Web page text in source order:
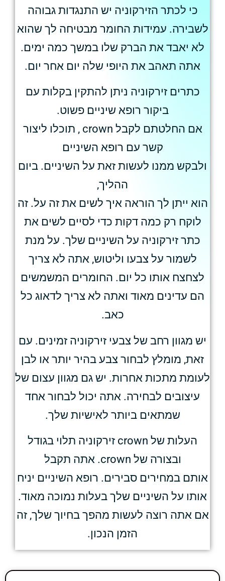
כי לכתר הזירקוניה יש התנגדות גבוהה
לשבירה. עמידות החומר מבטיחה לך שהוא
לא יאבד את הברק שלו במשך כמה ימים.
אתה תאהב את היופי שלה יום אחר יום.
כתרים זירקוניה ניתן להתקין בקלות עם
ביקור רופא שיניים פשוט.
אם החלטתם לקבל crown , תוכלו ליצור
קשר עם רופא השיניים
ולבקש ממנו לעשות זאת על השיניים. ביום
ההליך,
הוא ייתן לך הוראה איך לשים את זה על. זה
לוקח רק כמה דקות כדי לסיים לשים את
כתר זירקוניה על השיניים שלך. על מנת
לשמור על צבעו וליטוש, אתה לא צריך
לצחצח אותו כל יום. החומרים המשמשים
הם עדינים מאוד ואתה לא צריך לדאוג כל
כאב.
יש מגוון רחב של צבעי זירקוניה זמינים. עם
זאת, מומלץ לבחור צבע בהיר יותר או לבן
לעומת מתכות אחרות. יש גם מגוון עצום של
עיצובים לבחירה. אתה יכול לבחור אחד
שמתאים ביותר לאישיות שלך.
העלות של crown זירקוניה תלוי בגודל
ובצורה של crown. אתה תקבל
אותם במחירים סבירים. רופא השיניים יניח
אותו על השיניים שלך בעלות נמוכה מאוד.
אם אתה רוצה לעשות מהפך בחיוך שלך, זה
הזמן הנכון.